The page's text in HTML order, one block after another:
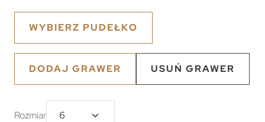
WYBIERZ PUDEŁKO
DODAJ GRAWER USUŃ GRAWER
Rozmiar